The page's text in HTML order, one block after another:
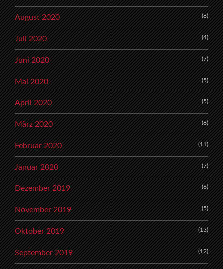
August 2020 (8)
Juli 2020 (4)
Juni 2020 (7)
Mai 2020 (5)
April 2020 (5)
März 2020 (8)
Februar 2020 (11)
Januar 2020 (7)
Dezember 2019 (6)
November 2019 (5)
Oktober 2019 (13)
September 2019 (12)